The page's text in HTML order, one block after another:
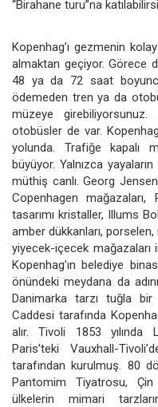
“Birahane turu”na
Kopenhag’ı gezmenin
almaktan geçiyor. Görece
48 ya da 72 saat
ödemeden tren ya da
müzeye
otobüsler de var.
yolunda. Trafiğe kapalı
büyüyor. Yalnızca
müthiş canlı. Georg
Copenhagen
tasarımı kristaller, Illums
amber dükkanları,
yiyecek-içecek mağazaları
Kopenhag’ın belediye
önündeki meydana da
Danimarka tarzı tuğla bir
Caddesi tarafında
alır. Tivoli 1853 yılında
Paris’teki Vauxhall-
tarafından kurulmuş. 80
Pantomim Tiyatrosu,
ülkelerin mimari